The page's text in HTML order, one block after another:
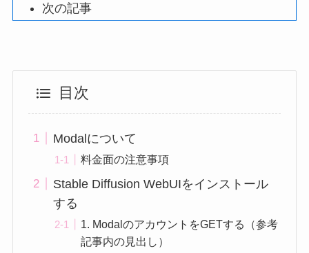
次の記事
目次
Modalについて
料金面の注意事項
Stable Diffusion WebUIをインストール
する
1. ModalのアカウントをGETする（参考
記事内の見出し）